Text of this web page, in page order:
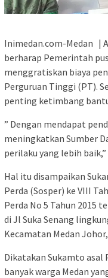
Inimedan.com-Medan |
berharap Pemerintah
menggratiskan biaya
Perguruan Tinggi (PT).
penting ketimbang
” Dengan mendapat
meningkatkan Sumber
perilaku yang lebih baik,”
Hal itu disampaikan
Perda (Sosper) ke VIII
Perda No 5 Tahun 2015
di Jl Suka Senang
Kecamatan Medan
Dikatakan Sukamto
banyak warga Medan